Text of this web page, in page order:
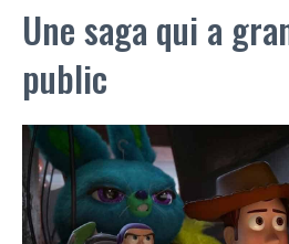
Une saga qui a
public